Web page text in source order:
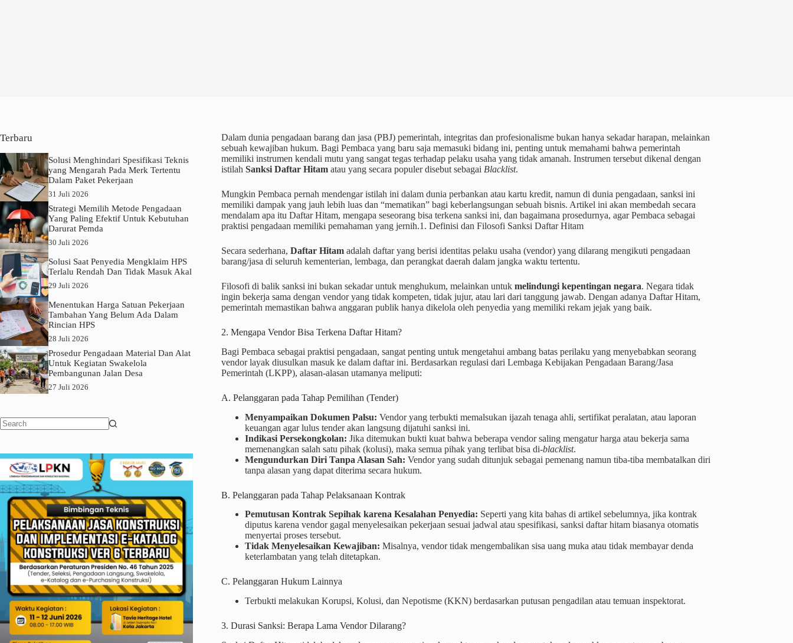
Dalam dunia pengadaan barang dan jasa (PBJ) pemerintah, integritas dan profesionalisme bukan hanya sekadar harapan, melainkan
sebuah kewajiban hukum. Bagi Pembaca yang baru saja memasuki bidang ini, penting untuk memahami bahwa pemerintah
memiliki instrumen kendali mutu yang sangat tegas terhadap pelaku usaha yang tidak amanah. Instrumen tersebut dikenal dengan
istilah Sanksi Daftar Hitamatau yang secara populer disebut sebagai Blacklist.
Mungkin Pembaca pernah mendengar istilah ini dalam dunia perbankan atau kartu kredit, namun di dunia pengadaan, sanksi ini
memiliki dampak yang jauh lebih luas dan “mematikan” bagi keberlangsungan sebuah bisnis. Artikel ini akan membedah secara
mendalam apa itu Daftar Hitam, mengapa seseorang bisa terkena sanksi ini, dan bagaimana prosedurnya, agar Pembaca sebagai
praktisi pengadaan memiliki pemahaman yang jernih.1. Definisi dan Filosofi Sanksi Daftar Hitam
Secara sederhana, Daftar Hitamadalah daftar yang berisi identitas pelaku usaha (vendor) yang dilarang mengikuti pengadaan
barang/jasa di seluruh kementerian, lembaga, dan perangkat daerah dalam jangka waktu tertentu.
Filosofi di balik sanksi ini bukan sekadar untuk menghukum, melainkan untuk melindungi kepentingan negara. Negara tidak
ingin bekerja sama dengan vendor yang tidak kompeten, tidak jujur, atau lari dari tanggung jawab. Dengan adanya Daftar Hitam,
pemerintah memastikan bahwa anggaran publik hanya dikelola oleh penyedia yang memiliki rekam jejak yang baik.
2. Mengapa Vendor Bisa Terkena Daftar Hitam?
Bagi Pembaca sebagai praktisi pengadaan, sangat penting untuk mengetahui ambang batas perilaku yang menyebabkan seorang
vendor layak diusulkan masuk ke dalam daftar ini. Berdasarkan regulasi dari Lembaga Kebijakan Pengadaan Barang/Jasa
Pemerintah (LKPP), alasan-alasan utamanya meliputi:
A. Pelanggaran pada Tahap Pemilihan (Tender)
Menyampaikan Dokumen Palsu: Vendor yang terbukti memalsukan ijazah tenaga ahli, sertifikat peralatan, atau laporan
keuangan agar lulus tender akan langsung dijatuhi sanksi ini.
Indikasi Persekongkolan: Jika ditemukan bukti kuat bahwa beberapa vendor saling mengatur harga atau bekerja sama
memenangkan salah satu pihak (kolusi), maka semua pihak yang terlibat bisa di-blacklist.
Mengundurkan Diri Tanpa Alasan Sah: Vendor yang sudah ditunjuk sebagai pemenang namun tiba-tiba membatalkan diri
tanpa alasan yang dapat diterima secara hukum.
B. Pelanggaran pada Tahap Pelaksanaan Kontrak
Pemutusan Kontrak Sepihak karena Kesalahan Penyedia: Seperti yang kita bahas di artikel sebelumnya, jika kontrak
diputus karena vendor gagal menyelesaikan pekerjaan sesuai jadwal atau spesifikasi, sanksi daftar hitam biasanya otomatis
menyertai proses tersebut.
Tidak Menyelesaikan Kewajiban: Misalnya, vendor tidak mengembalikan sisa uang muka atau tidak membayar denda
keterlambatan yang telah ditetapkan.
C. Pelanggaran Hukum Lainnya
Terbukti melakukan Korupsi, Kolusi, dan Nepotisme (KKN) berdasarkan putusan pengadilan atau temuan inspektorat.
3. Durasi Sanksi: Berapa Lama Vendor Dilarang?
Terbaru
Solusi Menghindari Spesifikasi Teknis
yang Mengarah Pada Merk Tertentu
Dalam Paket Pekerjaan
31 Juli 2026
Strategi Memilih Metode Pengadaan
Yang Paling Efektif Untuk Kebutuhan
Darurat Pemda
30 Juli 2026
Solusi Saat Penyedia Mengklaim HPS
Terlalu Rendah Dan Tidak Masuk Akal
29 Juli 2026
Menentukan Harga Satuan Pekerjaan
Tambahan Yang Belum Ada Dalam
Rincian HPS
28 Juli 2026
Prosedur Pengadaan Material Dan Alat
Untuk Kegiatan Swakelola
Pembangunan Jalan Desa
27 Juli 2026